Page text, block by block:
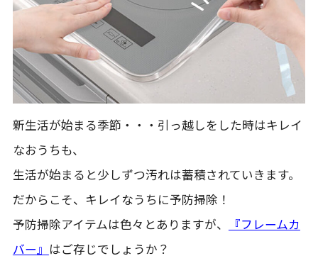
新生活が始まる季節・・・引っ越しをした時はキレイ
なおうちも、
生活が始まると少しずつ汚れは蓄積されていきます。
だからこそ、キレイなうちに予防掃除！
予防掃除アイテムは色々とありますが、
『フレームカ
バー』 はご存じでしょうか？